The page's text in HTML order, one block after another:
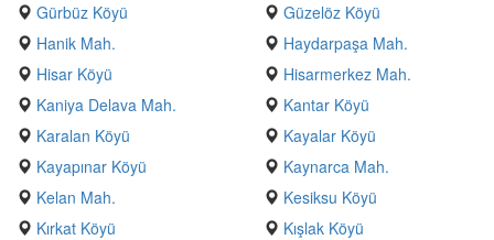
Gürbüz Köyü
Güzelöz Köyü
Hanik Mah.
Haydarpaşa Mah.
Hisar Köyü
Hisarmerkez Mah.
Kaniya Delava Mah.
Kantar Köyü
Karalan Köyü
Kayalar Köyü
Kayapınar Köyü
Kaynarca Mah.
Kelan Mah.
Kesiksu Köyü
Kırkat Köyü
Kışlak Köyü